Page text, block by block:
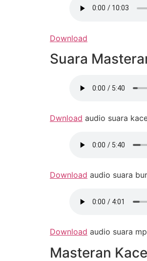
Download
Suara
Dwnload audio suara
Download audio suara
Download audio suara
Masteran